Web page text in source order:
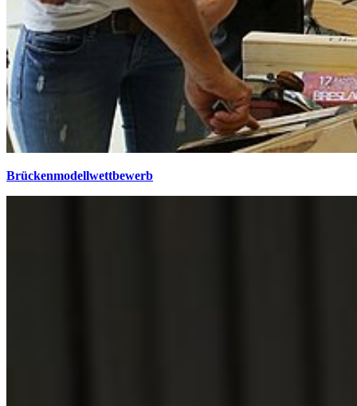
Brückenmodellwettbewerb